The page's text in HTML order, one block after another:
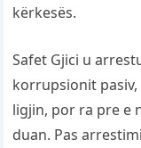
kërkesës.
Safet Gjici u
korrupsionit
ligjin, por ra pre e
duan. Pas